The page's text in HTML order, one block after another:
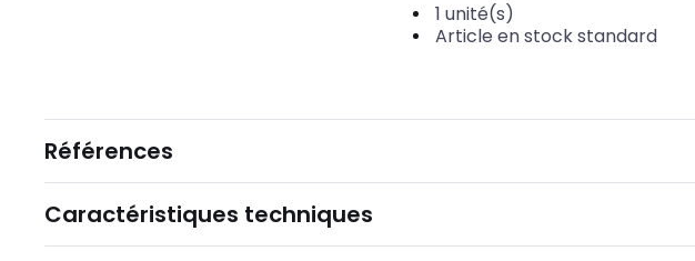
1 unité(s)
Article en stock standard
Références
Caractéristiques techniques